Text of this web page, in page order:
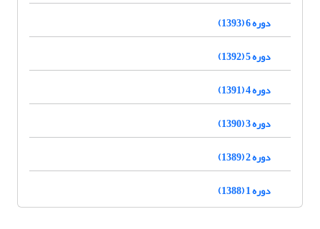
دوره 6 (1393)
دوره 5 (1392)
دوره 4 (1391)
دوره 3 (1390)
دوره 2 (1389)
دوره 1 (1388)